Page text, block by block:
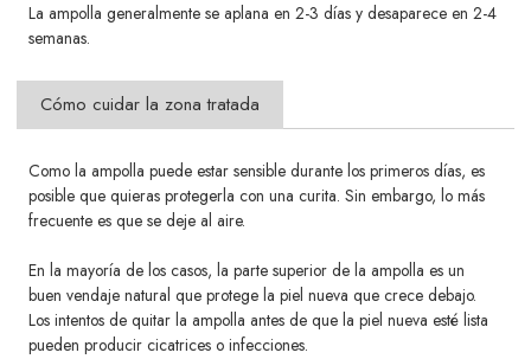
La ampolla generalmente se aplana en 2-3 días y desaparece en 2-4
semanas.
Cómo cuidar la zona tratada
Como la ampolla puede estar sensible durante los primeros días, es
posible que quieras protegerla con una curita. Sin embargo,lo más
frecuente es que se deje al aire.
En la mayoría de los casos, la parte superior de la ampolla es un
buen vendaje natural que protege la piel nueva que crece debajo.
Los intentos de quitar la ampolla antes de que la piel nueva esté lista
pueden producir cicatrices o infecciones.